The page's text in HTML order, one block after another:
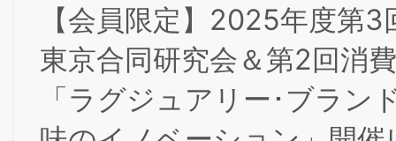
ォーラム開催レポート
【会員限定】2023年10月第4回東京/大
阪合同部会研究会「ダイレクトマーケテ
ィング2023-レスポンスとブランディ